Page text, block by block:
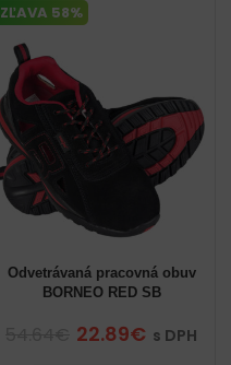
ZĽAVA 58%
Odvetrávaná pracovná obuv
BORNEO RED SB
22.89€ s DPH